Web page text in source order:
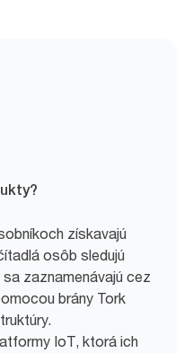
získavajú
osôb sledujú
zaznamenávajú cez
brány Tork
IoT, ktorá ich